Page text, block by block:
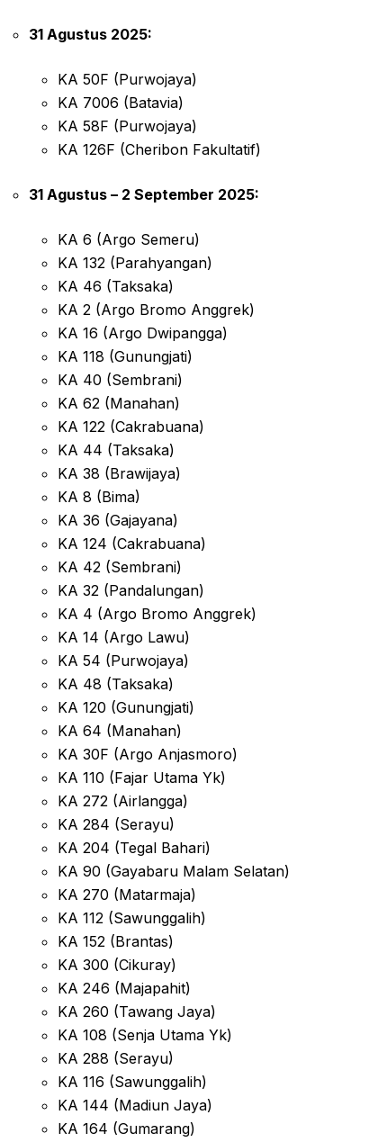
31 Agustus 2025:
KA 50F (Purwojaya)
KA 7006 (Batavia)
KA 58F (Purwojaya)
KA 126F (Cheribon Fakultatif)
31 Agustus – 2 September 2025:
KA 6 (Argo Semeru)
KA 132 (Parahyangan)
KA 46 (Taksaka)
KA 2 (Argo Bromo Anggrek)
KA 16 (Argo Dwipangga)
KA 118 (Gunungjati)
KA 40 (Sembrani)
KA 62 (Manahan)
KA 122 (Cakrabuana)
KA 44 (Taksaka)
KA 38 (Brawijaya)
KA 8 (Bima)
KA 36 (Gajayana)
KA 124 (Cakrabuana)
KA 42 (Sembrani)
KA 32 (Pandalungan)
KA 4 (Argo Bromo Anggrek)
KA 14 (Argo Lawu)
KA 54 (Purwojaya)
KA 48 (Taksaka)
KA 120 (Gunungjati)
KA 64 (Manahan)
KA 30F (Argo Anjasmoro)
KA 110 (Fajar Utama Yk)
KA 272 (Airlangga)
KA 284 (Serayu)
KA 204 (Tegal Bahari)
KA 90 (Gayabaru Malam Selatan)
KA 270 (Matarmaja)
KA 112 (Sawunggalih)
KA 152 (Brantas)
KA 300 (Cikuray)
KA 246 (Majapahit)
KA 260 (Tawang Jaya)
KA 108 (Senja Utama Yk)
KA 288 (Serayu)
KA 116 (Sawunggalih)
KA 144 (Madiun Jaya)
KA 164 (Gumarang)